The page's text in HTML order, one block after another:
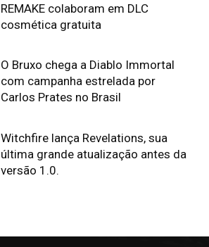
REMAKE colaboram em DLC
cosmética gratuita
O Bruxo chega a Diablo Immortal
com campanha estrelada por
Carlos Prates no Brasil
Witchfire lança Revelations, sua
última grande atualização antes da
versão 1.0.